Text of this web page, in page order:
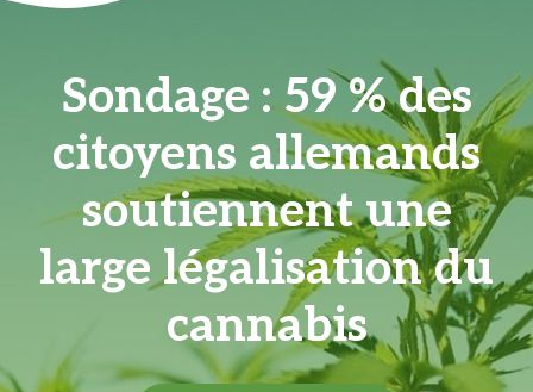
Sondage : 59 % des
citoyens allemands
soutiennent une
large légalisation du
cannabis